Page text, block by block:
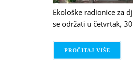
Ekološke radionice za
se održati u četvrtak,
PROČITAJ VIŠE